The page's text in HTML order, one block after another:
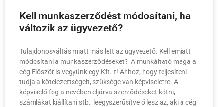
Kell munkaszerződést módosítani, ha
változik az ügyvezető?
Tulajdonosváltás miatt más lett az ügyvezető. Kell emiatt
módosítani a munkaszerződéseket? A munkáltató maga a
cég Először is vegyünk egy Kft.-t! Ahhoz, hogy teljesíteni
tudja a kötelezettségeit, szüksége van képviseletre. A
képviselő fog a nevében eljárva szerződéseket kötni,
számlákat kiállítani stb., leegyszerűsítve ő lesz az, aki a cég